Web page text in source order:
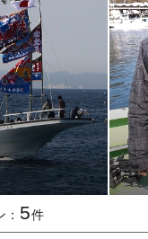
5件